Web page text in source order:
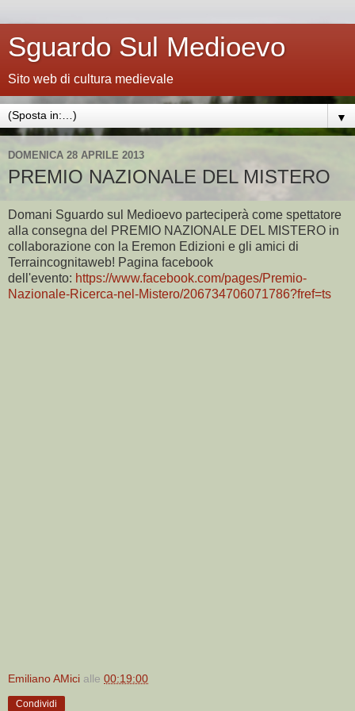
Sguardo Sul Medioevo
Sito web di cultura medievale
▼
DOMENICA 28 APRILE 2013
PREMIO NAZIONALE DEL MISTERO
Domani Sguardo sul Medioevo parteciperà come spettatore
alla consegna del PREMIO NAZIONALE DEL MISTERO in
collaborazione con la Eremon Edizioni e gli amici di
Terraincognitaweb! Pagina facebook
dell'evento: https://www.facebook.com/pages/Premio-
Nazionale-Ricerca-nel-Mistero/206734706071786?fref=ts
Emiliano AMici alle 00:19:00
Condividi